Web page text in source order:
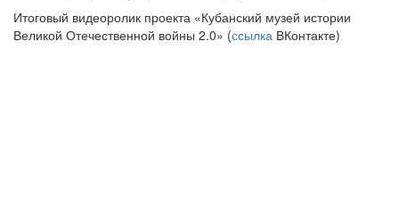
Итоговый видеоролик проекта «Кубанский музей истории
Великой Отечественной войны 2.0» (ссылка ВКонтакте)